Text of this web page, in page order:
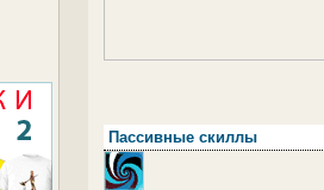
Пассивные скиллы